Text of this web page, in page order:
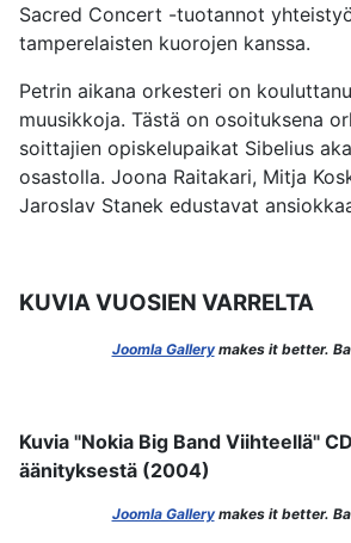
Sacred Concert -tuotannot
tamperelaisten kuorojen kanssa.
Petrin aikana orkesteri on
muusikkoja. Tästä on osoituksena
soittajien opiskelupaikat Sibelius
osastolla. Joona Raitakari, Mitja
Jaroslav Stanek edustavat
KUVIA VUOSIEN VARRELTA
Joomla Gallerymakes it better.
Kuvia "Nokia Big Band Viihteellä"
äänityksestä (2004)
Joomla Gallerymakes it better.